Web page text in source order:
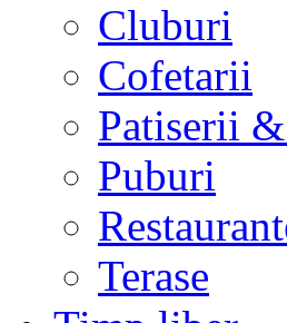
Cluburi
Cofetarii
Patiserii
Puburi
Terase